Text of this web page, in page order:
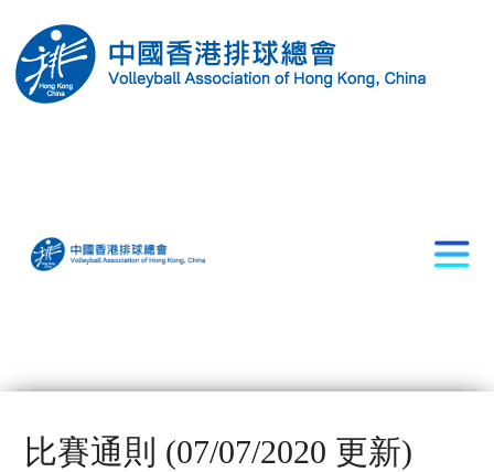
比賽通則 (07/07/2020 更新)